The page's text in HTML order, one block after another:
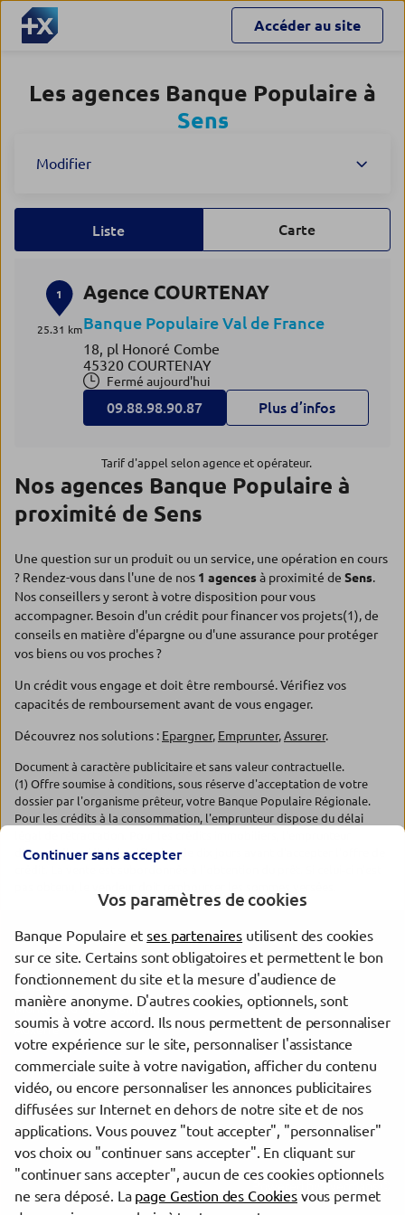
Accéder au site
Les agences Banque Populaire à
Sens
Modifier
Liste Carte
1
25.31 km
Agence COURTENAY
Banque Populaire Val de France
18, pl Honoré Combe
45320 COURTENAY
Fermé aujourd'hui
09.88.98.90.87 Plus d’infos
Tarif d'appel selon agence et opérateur.
Nos agences Banque Populaire à
proximité de Sens
Une question sur un produit ou un service, une opération en cours
? Rendez-vous dans l'une de nos 1 agencesà proximité de Sens.
Nos conseillers y seront à votre disposition pour vous
accompagner. Besoin d'un crédit pour financer vos projets(1), de
conseils en matière d'épargne ou d'une assurance pour protéger
vos biens ou vos proches ?
Un crédit vous engage et doit être remboursé. Vérifiez vos
capacités de remboursement avant de vous engager.
Découvrez nos solutions : Epargner, Emprunter,Assurer.
Document à caractère publicitaire et sans valeur contractuelle.
(1) Offre soumise à conditions, sous réserve d'acceptation de votre
dossier par l'organisme prêteur, votre Banque Populaire Régionale.
Pour les crédits à la consommation, l'emprunteur dispose du délai
dispose d'un délai de réflexion de dix jours avant d'accepter l'offre de
Les agences Banque Populaire dans les villes à proximité
Sens
Montereau-Fault-Yonne
Auxerre
Trouver une agence Banque Populaire
Yonne
Sens
evermaps ©
Continuer sans accepter
Vos paramètres de cookies
Banque Populaire etses partenaires utilisent des cookies
sur ce site. Certains sont obligatoires et permettent le bon
fonctionnement du site et la mesure d'audience de
manière anonyme. D'autres cookies, optionnels, sont
soumis à votre accord. Ils nous permettent de personnaliser
votre expérience sur le site, personnaliser l'assistance
commerciale suite à votre navigation, afficher du contenu
vidéo, ou encore personnaliser les annonces publicitaires
diffusées sur Internet en dehors de notre site et de nos
applications. Vous pouvez "tout accepter", "personnaliser"
vos choix ou "continuer sans accepter". En cliquant sur
"continuer sans accepter", aucun de ces cookies optionnels
ne sera déposé. La page Gestion des Cookiesvous permet